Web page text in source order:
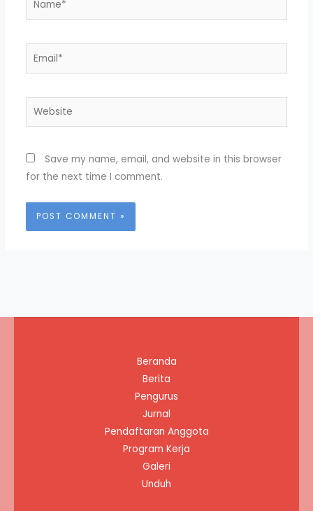
Email*
Website
Save my name, email, and website in this browser
for the next time I comment.
Beranda
Berita
Pengurus
Jurnal
Pendaftaran Anggota
Program Kerja
Galeri
Unduh